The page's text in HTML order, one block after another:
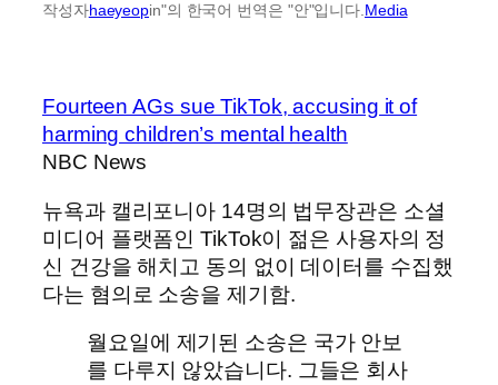
작성자haeyeopin"의 한국어 번역은 "안"입니다.Media
Fourteen AGs sue TikTok, accusing it of
harming children’s mental health
NBC News
뉴욕과 캘리포니아 14명의 법무장관은 소셜
미디어 플랫폼인 TikTok이 젊은 사용자의 정
신 건강을 해치고 동의 없이 데이터를 수집했
다는 혐의로 소송을 제기함.
월요일에 제기된 소송은 국가 안보
를 다루지 않았습니다. 그들은 회사